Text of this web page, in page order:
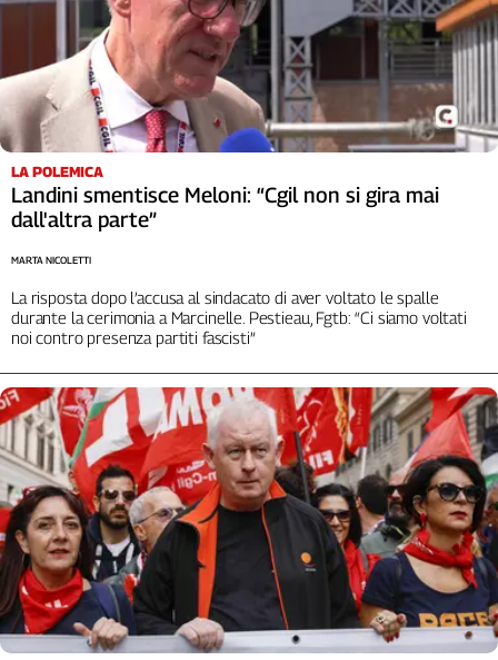
LA POLEMICA
Landini smentisce Meloni: “Cgil non si gira mai
dall'altra parte”
La risposta dopo l’accusa al sindacato di aver voltato le spalle
durante la cerimonia a Marcinelle. Pestieau, Fgtb: “Ci siamo voltati
noi contro presenza partiti fascisti”
MARTA NICOLETTI